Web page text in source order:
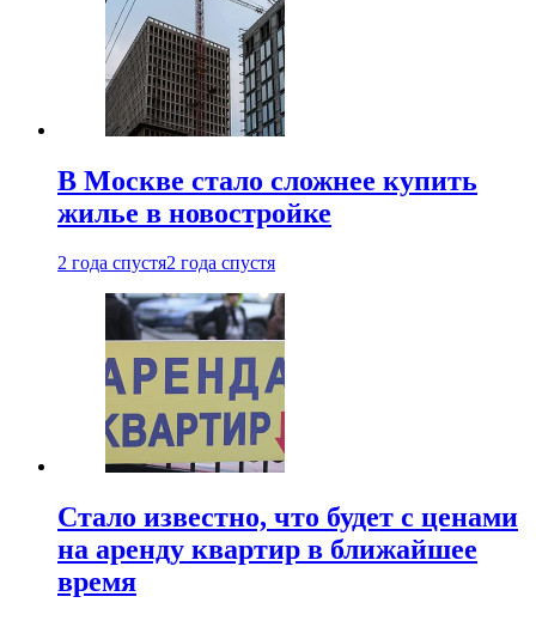
В Москве стало сложнее купить
жилье в новостройке
2 года спустя2 года спустя
Стало известно, что будет с ценами
на аренду квартир в ближайшее
время